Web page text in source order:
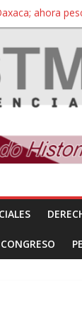
ahora
de Ixtepec,
de la
su territorio
de material
CONGRESO